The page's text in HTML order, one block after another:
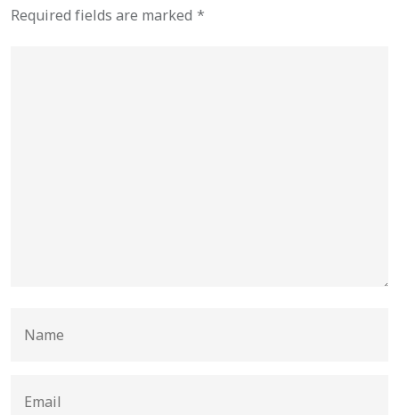
Required fields are marked *